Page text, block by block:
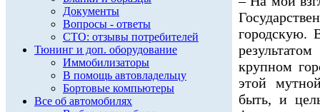
Документы
Вопросы - ответы
СТО: отзывы потребителей
Тюнинг и доп. оборудование
Иммобилизаторы
В помощь автовладельцу
Бортовые компьютеры
Все об автомобилях
городскую.
крупном
этой
быть, и